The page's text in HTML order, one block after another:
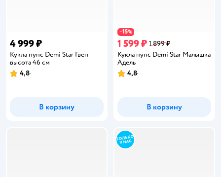
4 999 ₽
Кукла пупс Demi Star Гвен
высота 46 см
Рейтинг:
4,8
В корзину
−15%
1 599 ₽ 1 899 ₽
Кукла пупс Demi Star Малышка
Адель
Рейтинг:
4,8
В корзину